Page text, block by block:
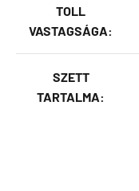
TOLL
VASTAGSÁGA:
SZETT
TARTALMA: